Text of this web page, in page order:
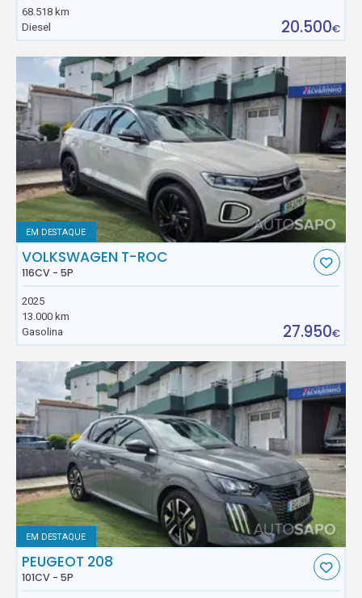
68.518 km
Diesel
20.500€
EM DESTAQUE
VOLKSWAGEN T-ROC
116CV - 5P
2025
13.000 km
Gasolina
27.950€
EM DESTAQUE
PEUGEOT 208
101CV - 5P